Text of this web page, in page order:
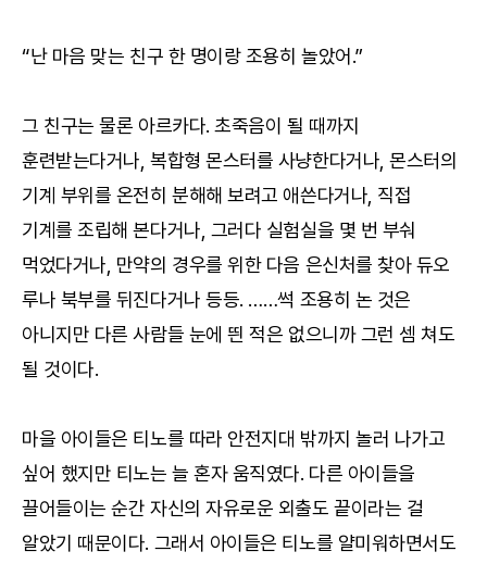
“난 마음 맞는 친구 한 명이랑 조용히 놀았어.”
그 친구는 물론 아르카다. 초죽음이 될 때까지
훈련받는다거나, 복합형 몬스터를 사냥한다거나, 몬스터의
기계 부위를 온전히 분해해 보려고 애쓴다거나, 직접
기계를 조립해 본다거나, 그러다 실험실을 몇 번 부숴
먹었다거나, 만약의 경우를 위한 다음 은신처를 찾아 듀오
루나 북부를 뒤진다거나 등등. ……썩 조용히 논 것은
아니지만 다른 사람들 눈에 띈 적은 없으니까 그런 셈 쳐도
될 것이다.
마을 아이들은 티노를 따라 안전지대 밖까지 놀러 나가고
싶어 했지만 티노는 늘 혼자 움직였다. 다른 아이들을
끌어들이는 순간 자신의 자유로운 외출도 끝이라는 걸
알았기 때문이다. 그래서 아이들은 티노를 얄미워하면서도